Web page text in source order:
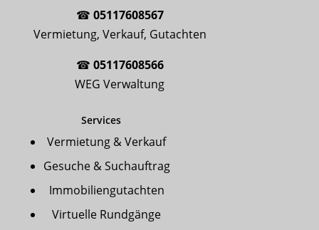
☎ 05117608567
Vermietung, Verkauf, Gutachten
☎ 05117608566
WEG Verwaltung
Services
Vermietung & Verkauf
Gesuche & Suchauftrag
Immobiliengutachten
Virtuelle Rundgänge